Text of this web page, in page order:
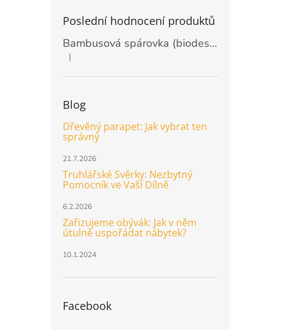
Poslední hodnocení produktů
Bambusová spárovka (biodeska) 20mm, rozměr 2440 x 1220mm
Hodnocení produktu je 5 z 5 hvězdiček.
|
Blog
Dřevěný parapet: Jak vybrat ten
správný
21.7.2026
Truhlářské Svěrky: Nezbytný
Pomocník ve Vaší Dílně
6.2.2026
Zařizujeme obývák: Jak v něm
útulně uspořádat nábytek?
10.1.2024
Facebook